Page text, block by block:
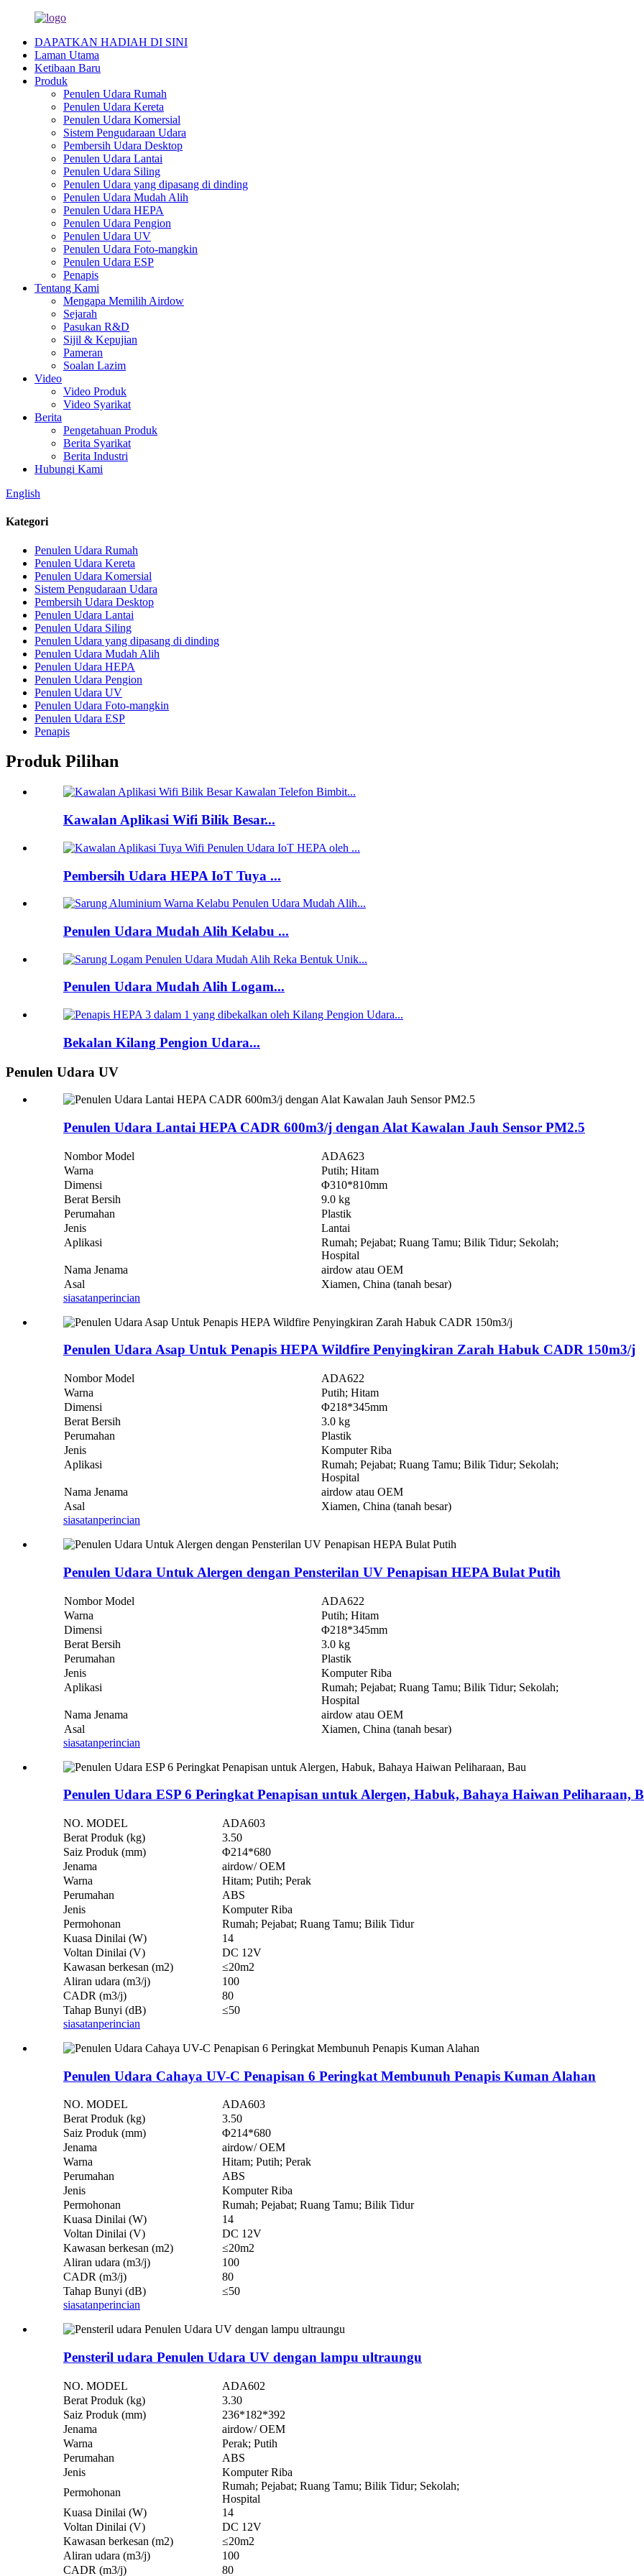
DAPATKAN HADIAH DI SINI
Laman Utama
Ketibaan Baru
Produk
Penulen Udara Rumah
Penulen Udara Kereta
Penulen Udara Komersial
Sistem Pengudaraan Udara
Pembersih Udara Desktop
Penulen Udara Lantai
Penulen Udara Siling
Penulen Udara yang dipasang di dinding
Penulen Udara Mudah Alih
Penulen Udara HEPA
Penulen Udara Pengion
Penulen Udara UV
Penulen Udara Foto-mangkin
Penulen Udara ESP
Penapis
Tentang Kami
Mengapa Memilih Airdow
Sejarah
Pasukan R&D
Sijil & Kepujian
Pameran
Soalan Lazim
Video
Video Produk
Video Syarikat
Berita
Pengetahuan Produk
Berita Syarikat
Berita Industri
Hubungi Kami
English
Kategori
Penulen Udara Rumah
Penulen Udara Kereta
Penulen Udara Komersial
Sistem Pengudaraan Udara
Pembersih Udara Desktop
Penulen Udara Lantai
Penulen Udara Siling
Penulen Udara yang dipasang di dinding
Penulen Udara Mudah Alih
Penulen Udara HEPA
Penulen Udara Pengion
Penulen Udara UV
Penulen Udara Foto-mangkin
Penulen Udara ESP
Penapis
Produk Pilihan
Kawalan Aplikasi Wifi Bilik Besar...
Pembersih Udara HEPA IoT Tuya ...
Penulen Udara Mudah Alih Kelabu ...
Penulen Udara Mudah Alih Logam...
Bekalan Kilang Pengion Udara...
Penulen Udara UV
Penulen Udara Lantai HEPA CADR 600m3/j dengan Alat Kawalan Jauh Sensor PM2.5
Nombor Model
ADA623
Warna
Putih; Hitam
Dimensi
Φ310*810mm
Berat Bersih
9.0 kg
Perumahan
Plastik
Jenis
Lantai
Aplikasi
Rumah; Pejabat; Ruang Tamu; Bilik Tidur; Sekolah;
Hospital
Nama Jenama
airdow atau OEM
Asal
Xiamen, China (tanah besar)
siasatanperincian
Penulen Udara Asap Untuk Penapis HEPA Wildfire Penyingkiran Zarah Habuk CADR 150m3/j
Nombor Model
ADA622
Warna
Putih; Hitam
Dimensi
Φ218*345mm
Berat Bersih
3.0 kg
Perumahan
Plastik
Jenis
Komputer Riba
Aplikasi
Rumah; Pejabat; Ruang Tamu; Bilik Tidur; Sekolah;
Hospital
Nama Jenama
airdow atau OEM
Asal
Xiamen, China (tanah besar)
siasatanperincian
Penulen Udara Untuk Alergen dengan Pensterilan UV Penapisan HEPA Bulat Putih
Nombor Model
ADA622
Warna
Putih; Hitam
Dimensi
Φ218*345mm
Berat Bersih
3.0 kg
Perumahan
Plastik
Jenis
Komputer Riba
Aplikasi
Rumah; Pejabat; Ruang Tamu; Bilik Tidur; Sekolah;
Hospital
Nama Jenama
airdow atau OEM
Asal
Xiamen, China (tanah besar)
siasatanperincian
Penulen Udara ESP 6 Peringkat Penapisan untuk Alergen, Habuk, Bahaya Haiwan Peliharaan,
NO. MODEL
ADA603
Berat Produk (kg)
3.50
Saiz Produk (mm)
Φ214*680
Jenama
airdow/ OEM
Warna
Hitam; Putih; Perak
Perumahan
ABS
Jenis
Komputer Riba
Permohonan
Rumah; Pejabat; Ruang Tamu; Bilik Tidur
Kuasa Dinilai (W)
14
Voltan Dinilai (V)
DC 12V
Kawasan berkesan (m2)
≤20m2
Aliran udara (m3/j)
100
CADR (m3/j)
80
Tahap Bunyi (dB)
≤50
siasatanperincian
Penulen Udara Cahaya UV-C Penapisan 6 Peringkat Membunuh Penapis Kuman Alahan
NO. MODEL
ADA603
Berat Produk (kg)
3.50
Saiz Produk (mm)
Φ214*680
Jenama
airdow/ OEM
Warna
Hitam; Putih; Perak
Perumahan
ABS
Jenis
Komputer Riba
Permohonan
Rumah; Pejabat; Ruang Tamu; Bilik Tidur
Kuasa Dinilai (W)
14
Voltan Dinilai (V)
DC 12V
Kawasan berkesan (m2)
≤20m2
Aliran udara (m3/j)
100
CADR (m3/j)
80
Tahap Bunyi (dB)
≤50
siasatanperincian
Pensteril udara Penulen Udara UV dengan lampu ultraungu
NO. MODEL
ADA602
Berat Produk (kg)
3.30
Saiz Produk (mm)
236*182*392
Jenama
airdow/ OEM
Warna
Perak; Putih
Perumahan
ABS
Jenis
Komputer Riba
Permohonan
Rumah; Pejabat; Ruang Tamu; Bilik Tidur; Sekolah;
Hospital
Kuasa Dinilai (W)
14
Voltan Dinilai (V)
DC 12V
Kawasan berkesan (m2)
≤20m2
Aliran udara (m3/j)
100
CADR (m3/j)
80